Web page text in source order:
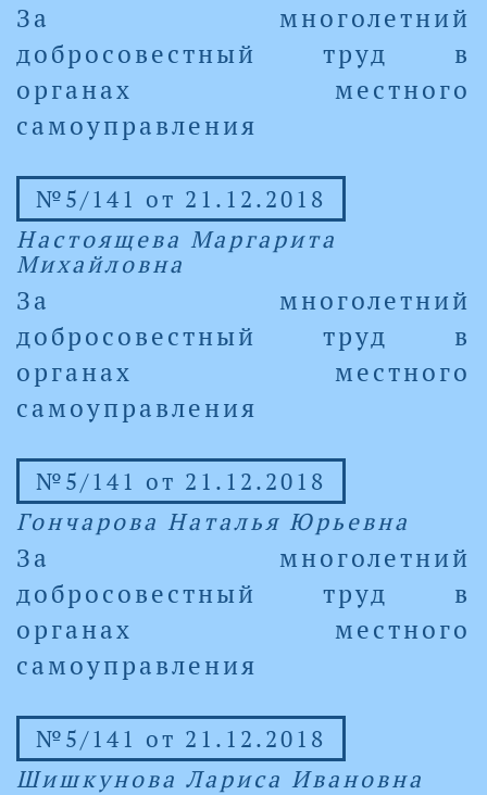
За многолетний
добросовестный труд в
органах местного
самоуправления
№5/141 от 21.12.2018
Настоящева Маргарита
Михайловна
За многолетний
добросовестный труд в
органах местного
самоуправления
№5/141 от 21.12.2018
Гончарова Наталья Юрьевна
За многолетний
добросовестный труд в
органах местного
самоуправления
№5/141 от 21.12.2018
Шишкунова Лариса Ивановна